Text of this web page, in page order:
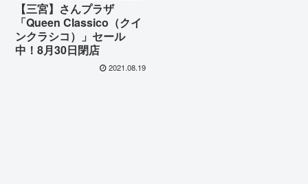
【三宮】さんプラザ
「Queen Classico（クイ
ンクラシコ）」セール
中！8月30日閉店
2021.08.19